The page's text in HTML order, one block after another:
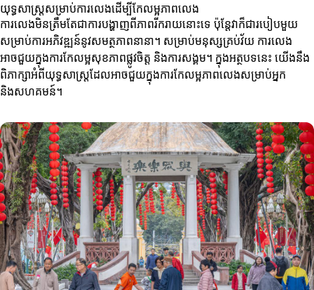
យុទ្ធសាស្ត្រសម្រាប់ការលេងដើម្បីកែលម្អភាពលេង
ការលេងមិនត្រឹមតែជាការបង្ហាញពីភាពរីករាយនោះទេ ប៉ុន្តែវាក៏ជារបៀបមួយ
សម្រាប់ការអភិវឌ្ឍន៍នូវសមត្ថភាពនានា។ សម្រាប់មនុស្សគ្រប់វ័យ ការលេង
អាចជួយក្នុងការកែលម្អសុខភាពផ្លូវចិត្ត និងការសង្គម។ ក្នុងអត្ថបទនេះ យើងនឹង
ពិភាក្សាអំពីយុទ្ធសាស្ត្រដែលអាចជួយក្នុងការកែលម្អភាពលេងសម្រាប់អ្នក
និងសហគមន៍។